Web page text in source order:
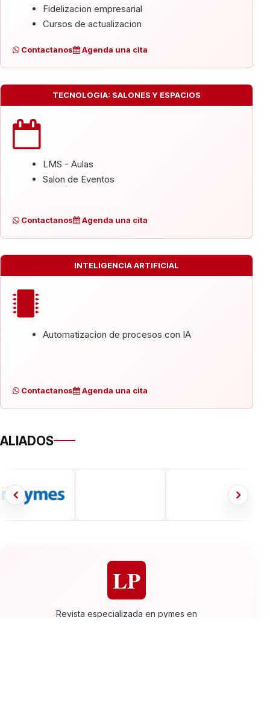
Fidelizacion empresarial
Cursos de actualizacion
Contactanos Agenda una cita
TECNOLOGIA: SALONES Y ESPACIOS
LMS - Aulas
Salon de Eventos
Contactanos Agenda una cita
INTELIGENCIA ARTIFICIAL
Automatizacion de procesos con IA
Contactanos Agenda una cita
ALIADOS
LP
Revista especializada en pymes en